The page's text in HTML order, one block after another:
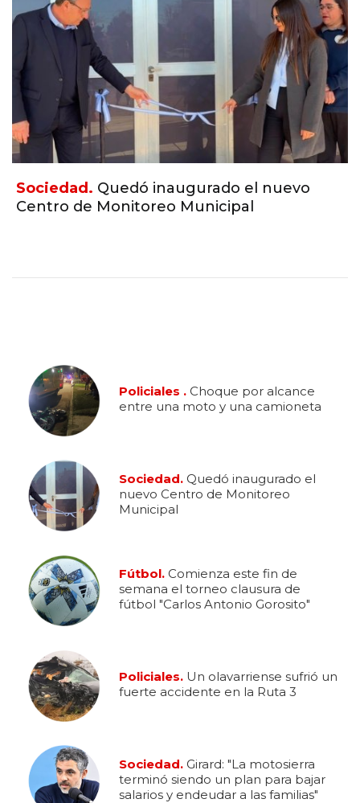
Sociedad. Quedó inaugurado el nuevo
Centro de Monitoreo Municipal
Policiales . Choque por alcance
entre una moto y una camioneta
Sociedad. Quedó inaugurado el
nuevo Centro de Monitoreo
Municipal
Fútbol. Comienza este fin de
semana el torneo clausura de
fútbol "Carlos Antonio Gorosito"
Policiales. Un olavarriense sufrió un
fuerte accidente en la Ruta 3
Sociedad. Girard: "La motosierra
terminó siendo un plan para bajar
salarios y endeudar a las familias"